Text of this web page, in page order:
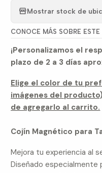
Mostrar stock de
CONOCE MÁS SOBRE
¡Personalizamos el
plazo de 2 a 3 días
Elige el color de tu
imágenes del
de agregarlo al carrito.
Cojín Magnético para
Mejora tu experiencia al
Diseñado